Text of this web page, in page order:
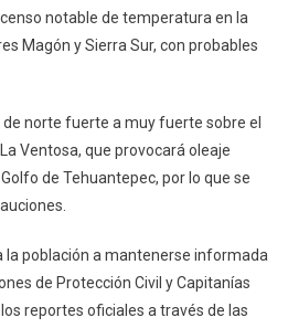
notable de temperatura en la
Magón y Sierra Sur, con probables
norte fuerte a muy fuerte sobre el
Ventosa, que provocará oleaje
de Tehuantepec, por lo que se
la población a mantenerse informada
de Protección Civil y Capitanías
reportes oficiales a través de las